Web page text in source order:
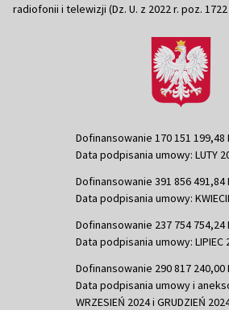
radiofonii i telewizji (Dz. U. z 2022 r. poz.
Dofinansowanie 170 151 199,48
Data podpisania umowy: LUTY
Dofinansowanie 391 856 491,84
Data podpisania umowy:
Dofinansowanie 237 754 754,24
Data podpisania umowy: LIPIEC
Dofinansowanie 290 817 240,00
Data podpisania umowy i
WRZESIEŃ 2024 i GRUDZIEŃ